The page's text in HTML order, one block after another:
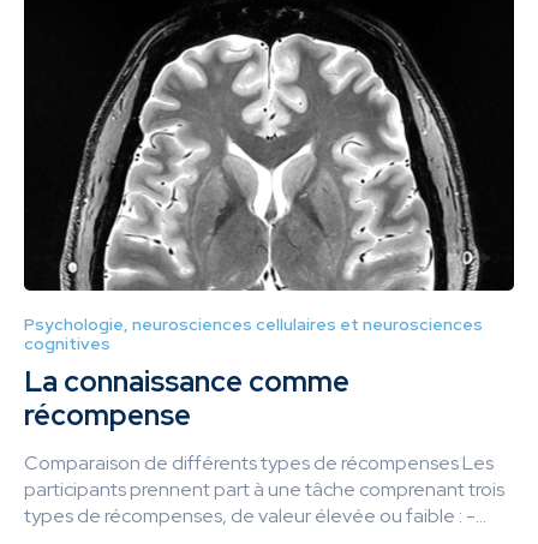
Psychologie, neurosciences cellulaires et neurosciences
cognitives
La connaissance comme
récompense
Comparaison de différents types de récompenses Les
participants prennent part à une tâche comprenant trois
types de récompenses, de valeur élevée ou faible : -...